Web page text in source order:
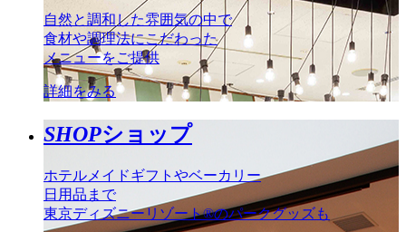
自然と調和した雰囲気の中で
食材や調理法にこだわった
メニューをご提供
詳細をみる
SHOPショップ
ホテルメイドギフトやベーカリー
日用品まで
東京ディズニーリゾート®のパークグッズも